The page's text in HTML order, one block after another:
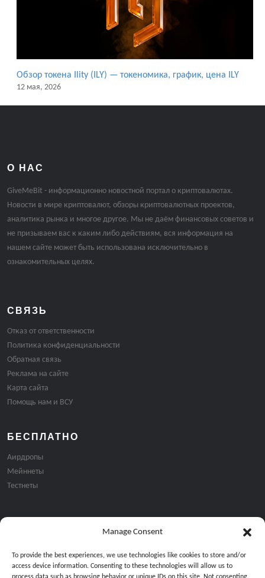
Manage Consent
To provide the best experiences, we use technologies like cookies to store and/or
access device information. Consenting to these technologies will allow us to
Обзор токена Ility (ILY) — токеномика, график, цена ILY
12 мая, 2026
О НАС
GiveMeBit - информационно новостной портал о криптовалютах.
Новости в мире криптовалют, обзоры криптовалютных проектов,
аналитика рынка и многое другое. Мы не даём финансовых советов и
не призываем вас к каким либо действиям, вся информация на
нашем сайте может быть использована исключительно в
ознакомительных целях.
СВЯЗЬ
Отказ от ответственности
Политика конфиденциальности
Обратная связь
Реклама на сайте
Карта сайта
Помощь нам и ВСУ
БЕСПЛАТНО
Аирдропы
Мейннеты
Тестнеты
Подписка на email рассылку: